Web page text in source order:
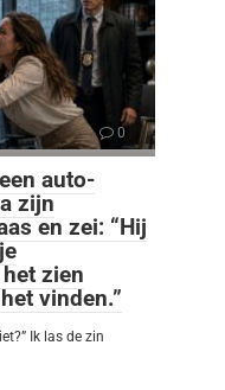
0
auto-
zijn
en zei: “Hij
zien
vinden.”
Ik las de zin